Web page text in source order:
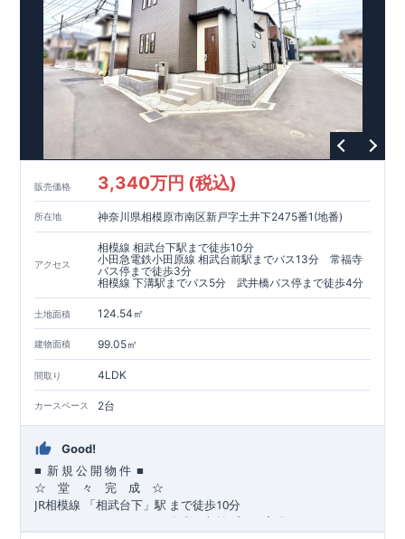
​​↓↓クリックで詳細ご紹介
◆長期優良住宅【済】◆
​当物件は国から定められた7つの技術基準をクリアした認定住
宅！
​住宅ローンの金利優遇、税金面の優遇が得られるなどの、金銭
的メリットが大きいのも魅力です。
​東栄住宅はパワービルダーで所得数No.1です！
​◆耐震＋制震。東栄セーフティーダンパー
​大きな揺れから家を守るだけではなく揺れそのものを軽減
​建築基準法に定められた、「数百年に一度発生する地震に対し
​という基準から、さらに1.5倍の耐震力を達成しています。
注文住宅のような個性あふれる間取り、
​住宅品質を担保しながらも
「ここまでやってこの価格」
販売価格 3,340万円 (税込)
所在地 神奈川県相模原市南区新戸字土井下2475番1(地番)
アクセス
相模線 相武台下駅まで徒歩10分
小田急電鉄小田原線 相武台前駅までバス13分 常福寺
バス停まで徒歩3分
相模線 下溝駅までバス5分 武井橋バス停まで徒歩4分
土地面積 124.54㎡
建物面積 99.05㎡
間取り 4LDK
カースペース 2台
Good!
■ 新 規 公 開 物 件 ■
☆ 堂 々 完 成 ☆
JR相模線 「相武台下」駅 まで徒歩10分
多彩な収納プラン完備